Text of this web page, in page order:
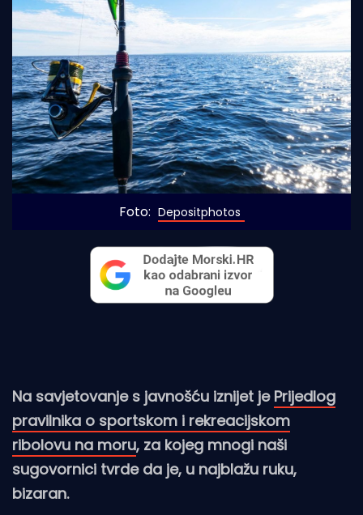
Foto: Depositphotos
Na savjetovanje s javnošću iznijet je Prijedlog
pravilnika o sportskom i rekreacijskom
ribolovu na moru, za kojeg mnogi naši
sugovornici tvrde da je, u najblažu ruku,
bizaran.